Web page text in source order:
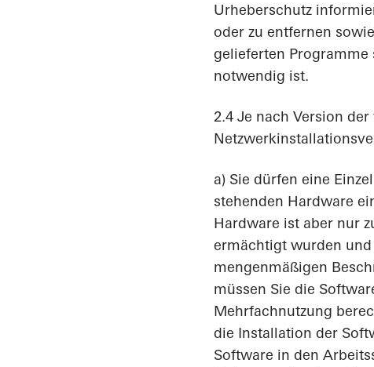
Urheberschutz
oder zu entfernen
gelieferten
notwendig ist.
2.4 Je nach Version
a) Sie dürfen eine
stehenden Hardware
Hardware ist aber nur
ermächtigt wurden
mengenmäßigen
müssen Sie die
Mehrfachnutzung
die Installation der
Software in den